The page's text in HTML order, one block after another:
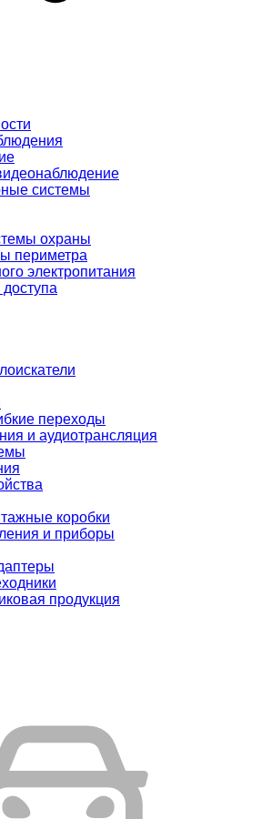
системы
охраны
периметра
электропитания
переходы
и аудиотрансляция
коробки
и приборы
продукция